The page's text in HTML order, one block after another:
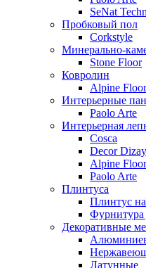
SeNat
Пробковый пол
Corkstyle
Минерально-
Stone Floor
Ковролин
Alpine Floor
Интерьерные
Paolo Arte
Интерьерная
Cosca
Decor
Alpine Floor
Paolo Arte
Плинтуса
Плинтус
Фурнитура
Декоративные
Латунные